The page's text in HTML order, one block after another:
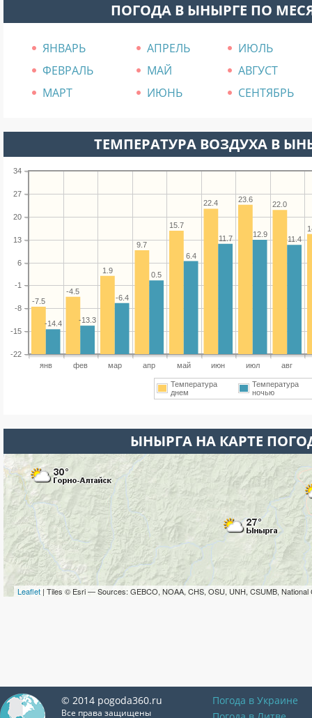
ПОГОДА В ЫНЫРГЕ ПО
ЯНВАРЬ АПРЕЛЬ
ИЮЛЬ
ФЕВРАЛЬ
МАЙ
АВГУСТ
МАРТ
ИЮНЬ СЕНТЯБРЬ
ТЕМПЕРАТУРА ВОЗДУХА В
янв фев мар апр май июн июл авг
-22
-15
-8
-1
6
13
20
27
34
22.0
23.6
22.4
15.7
9.7
1.9
-4.5
-7.5
11.4
12.9
11.7
6.4
0.5
-6.4
-13.3
-14.4
Температура
днем
Температура
ночью
ЫНЫРГА НА КАРТЕ
Leaflet | Tiles © Esri — Sources: GEBCO, NOAA, CHS, OSU, UNH, CSUMB, National
© 2014 pogoda360.ru
Все права защищены
Погода в Украине